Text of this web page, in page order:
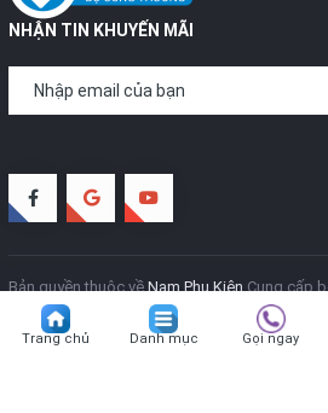
NHẬN TIN KHUYẾN MÃI
Bản quyền thuộc vềNam Phụ Kiện Cung cấp
Trang chủ Danh mục Gọi ngay